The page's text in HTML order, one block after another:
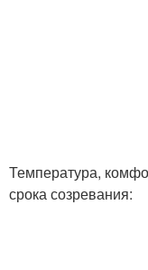
Температура,
срока созревания: